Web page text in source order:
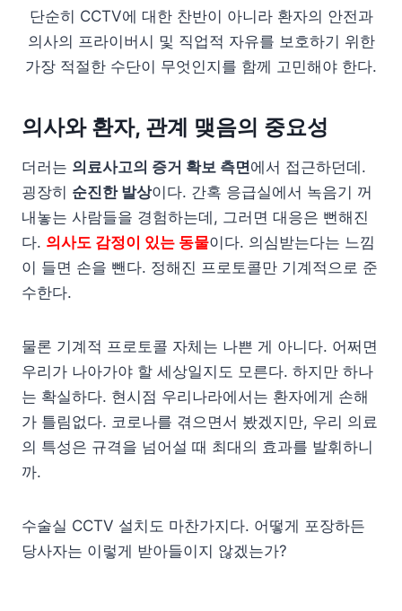
단순히 CCTV에 대한 찬반이 아니라 환자의 안전과
의사의 프라이버시 및 직업적 자유를 보호하기 위한
가장 적절한 수단이 무엇인지를 함께 고민해야 한다.
의사와 환자, 관계 맺음의 중요성
더러는 의료사고의 증거 확보 측면에서 접근하던데.
굉장히 순진한 발상이다. 간혹 응급실에서 녹음기 꺼
내놓는 사람들을 경험하는데, 그러면 대응은 뻔해진
다. 의사도 감정이 있는 동물이다. 의심받는다는 느낌
이 들면 손을 뺀다. 정해진 프로토콜만 기계적으로 준
수한다.
물론 기계적 프로토콜 자체는 나쁜 게 아니다. 어쩌면
우리가 나아가야 할 세상일지도 모른다. 하지만 하나
는 확실하다. 현시점 우리나라에서는 환자에게 손해
가 틀림없다. 코로나를 겪으면서 봤겠지만, 우리 의료
의 특성은 규격을 넘어설 때 최대의 효과를 발휘하니
까.
수술실 CCTV 설치도 마찬가지다. 어떻게 포장하든
당사자는 이렇게 받아들이지 않겠는가?